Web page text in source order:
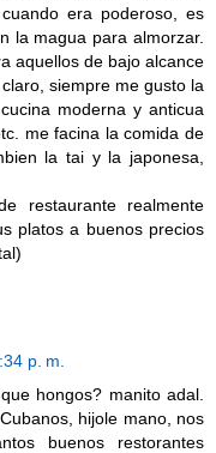
era poderoso, es
la magua para almorzar.
aquellos de bajo alcance
siempre me gusto la
moderna y anticua
me facina la comida de
la tai y la japonesa,
restaurante realmente
platos a buenos precios
p. m.
hongos? manito adal.
hijole mano, nos
buenos restorantes